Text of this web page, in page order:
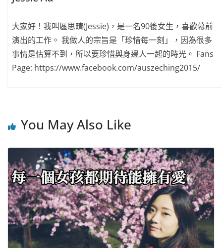
大家好！我叫區思晴(Jessie)，是一名90後女生，喜歡幕前
演出的工作。 我做人的宗旨是「珍惜每一刻」，因為很多
事情是估算不到，所以要珍惜與身邊人一起的時光。 Fans
Page: https://www.facebook.com/auszeching2015/
You May Also Like